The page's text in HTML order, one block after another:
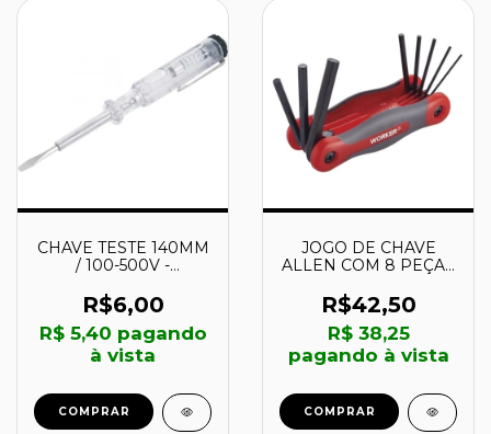
CHAVE TESTE 140MM
/ 100-500V -
R$6,00
R$ 5,40 pagando
à vista
COMPRAR
JOGO DE CHAVE
ALLEN COM 8 PEÇAS
140970 - WORKER
R$42,50
R$ 38,25
pagando à vista
COMPRAR